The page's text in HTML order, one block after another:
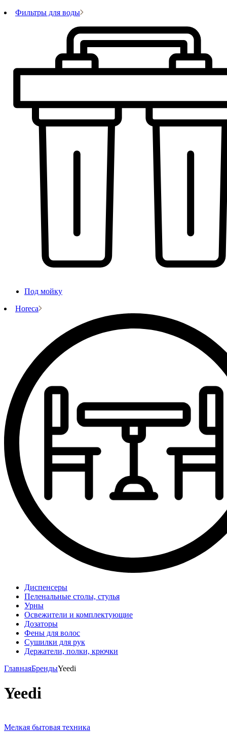
Фильтры для воды
Под мойку
Horeca
Диспенсеры
Пеленальные столы, стулья
Урны
Освежители и комплектующие
Дозаторы
Фены для волос
Сушилки для рук
Держатели, полки, крючки
ГлавнаяБрендыYeedi
Yeedi
Мелкая бытовая техника